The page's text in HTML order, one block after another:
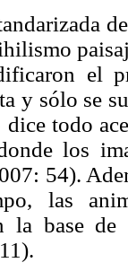
el
y sólo se
todo
los
54).
las
la base de